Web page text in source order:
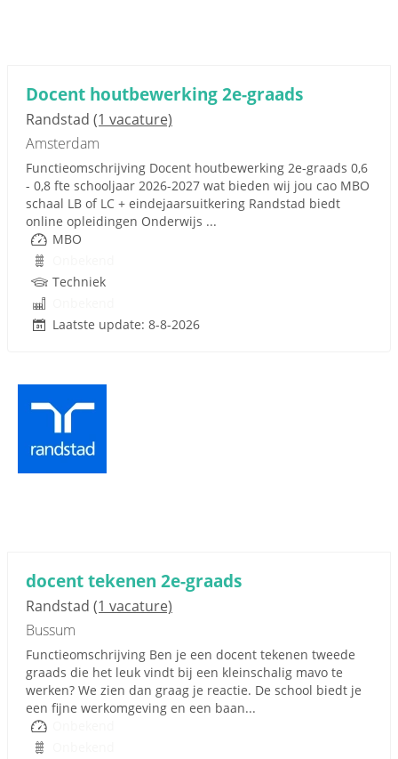
Docent houtbewerking 2e-graads
Randstad (1 vacature)
Amsterdam
Functieomschrijving Docent houtbewerking 2e-graads 0,6
- 0,8 fte schooljaar 2026-2027 wat bieden wij jou cao MBO
schaal LB of LC + eindejaarsuitkering Randstad biedt
online opleidingen Onderwijs ...
MBO
Techniek
Laatste update: 8-8-2026
docent tekenen 2e-graads
Randstad (1 vacature)
Bussum
Functieomschrijving Ben je een docent tekenen tweede
graads die het leuk vindt bij een kleinschalig mavo te
werken? We zien dan graag je reactie. De school biedt je
een fijne werkomgeving en een baan...